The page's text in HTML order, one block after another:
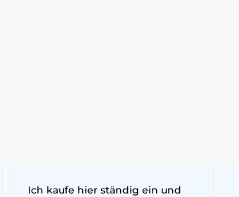
Ich kaufe hier ständig ein und